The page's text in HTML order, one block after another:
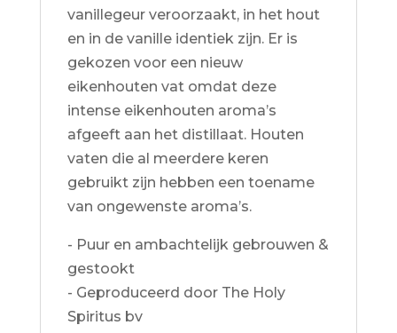
vanillegeur veroorzaakt, in het hout
en in de vanille identiek zijn. Er is
gekozen voor een nieuw
eikenhouten vat omdat deze
intense eikenhouten aroma’s
afgeeft aan het distillaat. Houten
vaten die al meerdere keren
gebruikt zijn hebben een toename
van ongewenste aroma’s.
- Puur en ambachtelijk gebrouwen &
gestookt
- Geproduceerd door The Holy
Spiritus bv